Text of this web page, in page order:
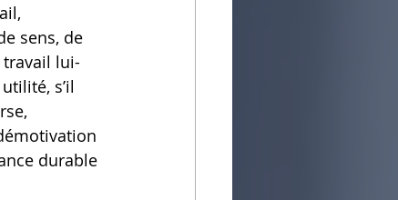
sens, de
lui-
s’il
durable